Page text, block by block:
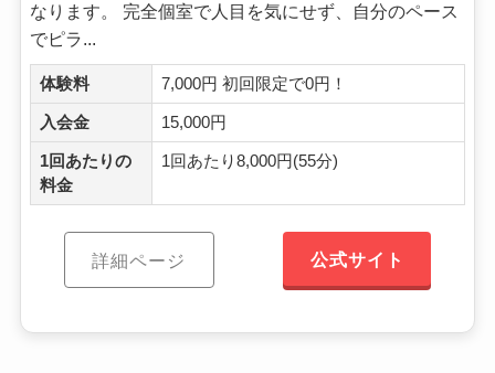
なります。 完全個室で人目を気にせず、自分のペース
でピラ...
体験料 7,000円 初回限定で0円！
入会金 15,000円
1回あたりの
料金
1回あたり8,000円(55分)
詳細ページ 公式サイト